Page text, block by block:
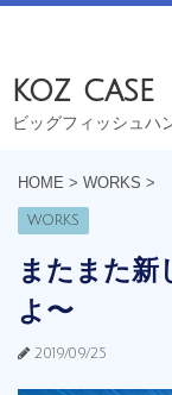
koz case
ビッグフィッシュハ
HOME > WORKS >
WORKS
またまた新
よ〜
2019/09/25